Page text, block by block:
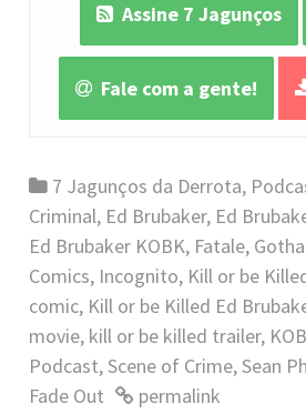
Assine 7 Jagunços
Fale com a gente!
7 Jagunços da Derrota,
Criminal, Ed Brubaker, Ed
Ed Brubaker KOBK, Fatale,
Comics, Incognito, Kill or be
comic, Kill or be Killed Ed
movie, kill or be killed trailer,
Podcast,Scene of Crime,Sean
Fade Out
permalink